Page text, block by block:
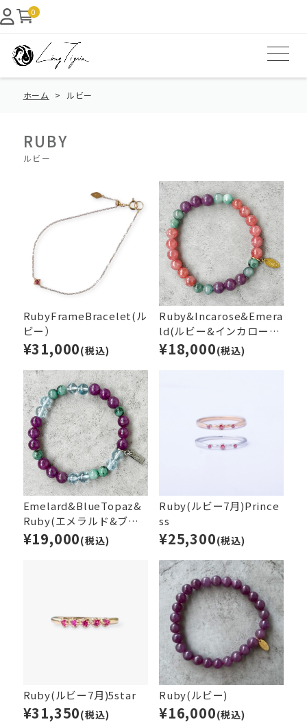
0
ホーム ルビー
RUBY
ルビー
RubyFrameBracelet(ル
ビー）
¥31,000(税込)
Ruby&Incarose&Emera
ld(ルビー&インカローズ
&エメラルド）
¥18,000(税込)
Emelard&BlueTopaz&
Ruby(エメラルド&ブル
ートパーズ&ルビー）
¥19,000(税込)
Ruby(ルビー7月)Prince
ss
¥25,300(税込)
Ruby(ルビー7月)5star
¥31,350(税込)
Ruby(ルビー)
¥16,000(税込)